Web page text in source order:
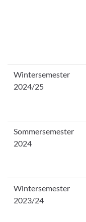
Wintersemester
2024/25
Sommersemester
2024
Wintersemester
2023/24